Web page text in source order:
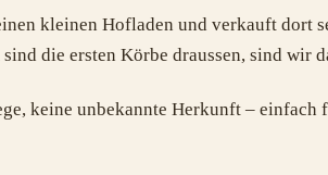
kleinen Hofladen und verkauft dort
die ersten Körbe draussen, sind wir
keine unbekannte Herkunft – einfach